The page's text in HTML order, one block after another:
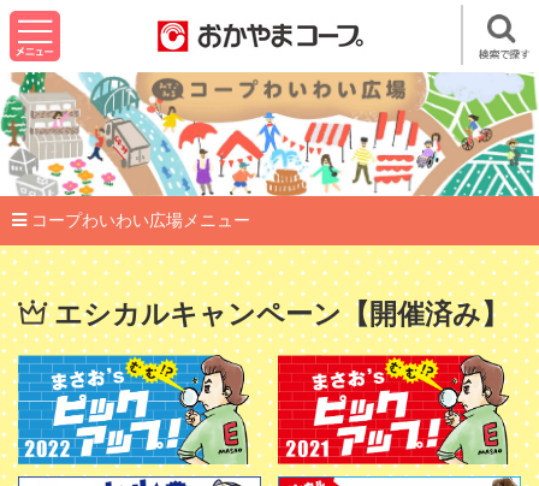
コープわいわい広場メニュー
エシカルキャンペーン【開催済み】